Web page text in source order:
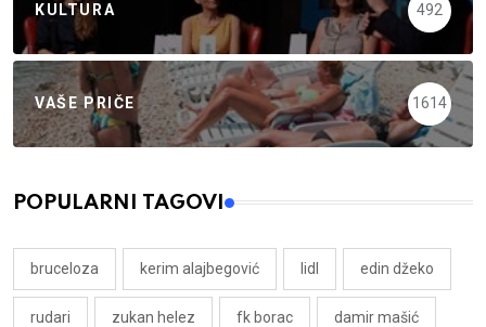
KULTURA 492
VAŠE PRIČE 1614
POPULARNI TAGOVI
bruceloza kerim alajbegović lidl edin džeko
rudari zukan helez fk borac damir mašić